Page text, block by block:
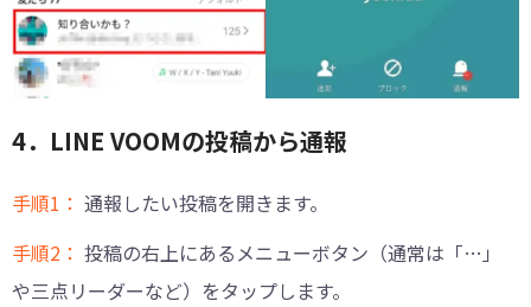
4．LINE VOOMの投稿から通報
手順1： 通報したい投稿を開きます。
手順2： 投稿の右上にあるメニューボタン（通常は「…」
や三点リーダーなど）をタップします。